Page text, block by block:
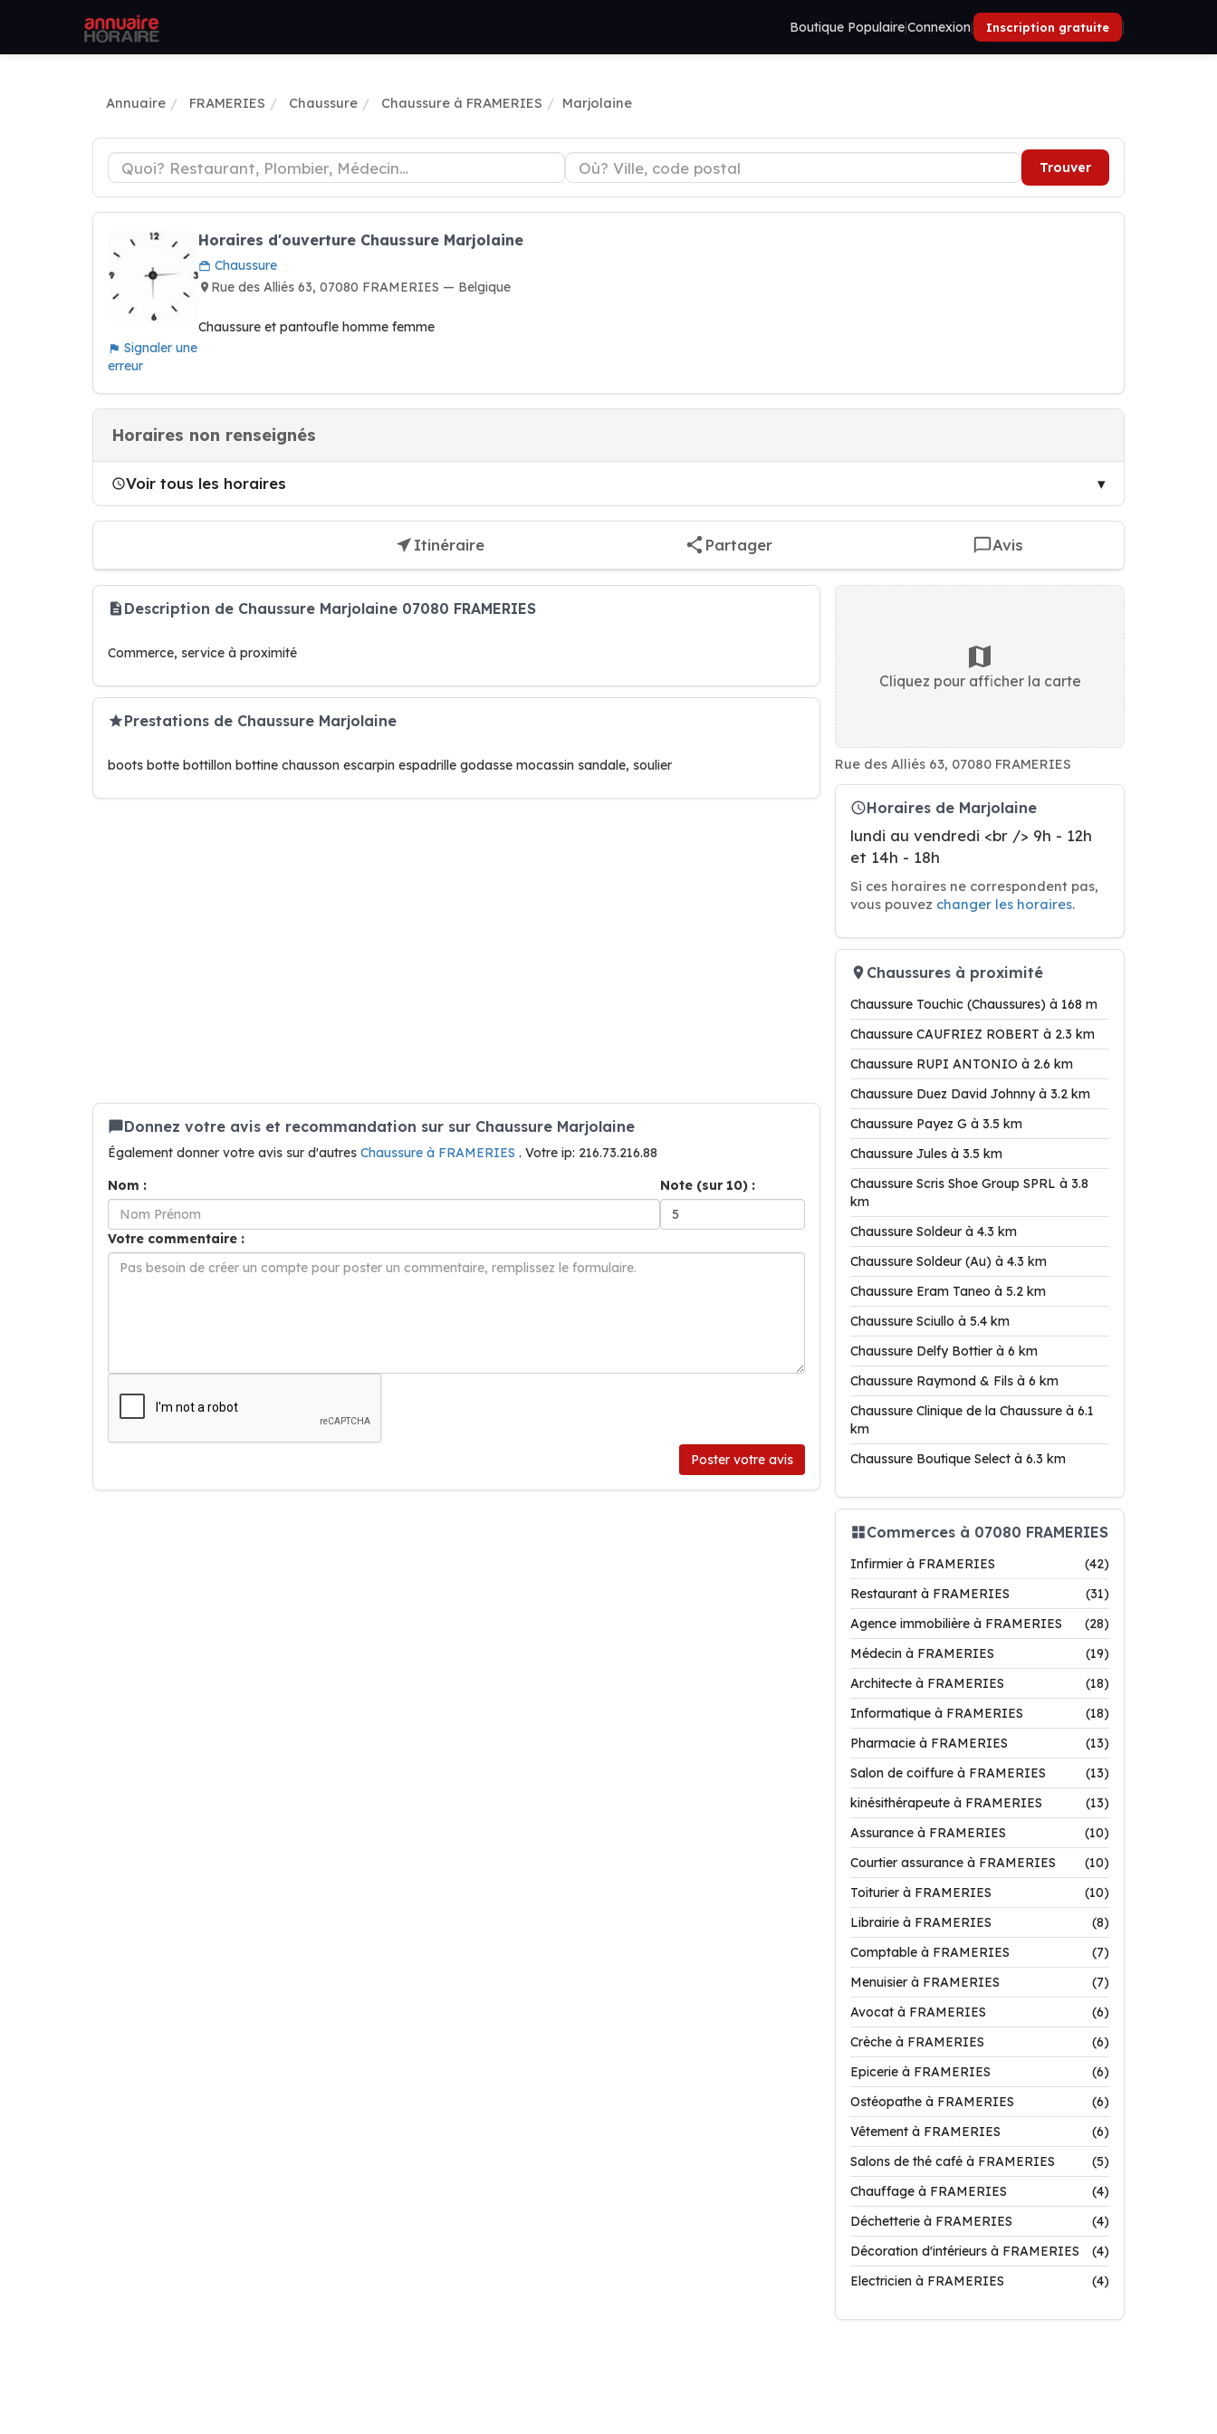
Boutique Populaire|Connexion| Inscription gratuite |
Annuaire FRAMERIES Chaussure Chaussure à FRAMERIES Marjolaine
Trouver
Signaler une
erreur
Horaires d'ouverture Chaussure Marjolaine
Chaussure
Rue des Alliés 63, 07080 FRAMERIES — Belgique
Chaussure et pantoufle homme femme
Horaires non renseignés
Voir tous les horaires
Itinéraire Partager Avis
Description de Chaussure Marjolaine 07080 FRAMERIES
Commerce, service à proximité
Prestations de Chaussure Marjolaine
boots botte bottillon bottine chausson escarpin espadrille godasse mocassin sandale, soulier
Donnez votre avis et recommandation sur sur Chaussure Marjolaine
Également donner votre avis sur d'autres Chaussure à FRAMERIES . Votre ip: 216.73.216.88
Nom :
Note (sur 10) :
Votre commentaire :
Poster votre avis
Cliquez pour afficher la carte
Rue des Alliés 63, 07080 FRAMERIES
Horaires de Marjolaine
lundi au vendredi <br /> 9h - 12h
et 14h - 18h
Si ces horaires ne correspondent pas,
vous pouvez changer les horaires.
Chaussures à proximité
Chaussure Touchic (Chaussures) à 168 m
Chaussure CAUFRIEZ ROBERT à 2.3 km
Chaussure RUPI ANTONIO à 2.6 km
Chaussure Duez David Johnny à 3.2 km
Chaussure Payez G à 3.5 km
Chaussure Jules à 3.5 km
Chaussure Scris Shoe Group SPRL à 3.8
km
Chaussure Soldeur à 4.3 km
Chaussure Soldeur (Au) à 4.3 km
Chaussure Eram Taneo à 5.2 km
Chaussure Sciullo à 5.4 km
Chaussure Delfy Bottier à 6 km
Chaussure Raymond & Fils à 6 km
Chaussure Clinique de la Chaussure à 6.1
km
Chaussure Boutique Select à 6.3 km
Commerces à 07080 FRAMERIES
Infirmier à FRAMERIES
(42)
Restaurant à FRAMERIES
(31)
Agence immobilière à FRAMERIES
(28)
Médecin à FRAMERIES
(19)
Architecte à FRAMERIES
(18)
Informatique à FRAMERIES
(18)
Pharmacie à FRAMERIES
(13)
Salon de coiffure à FRAMERIES
(13)
kinésithérapeute à FRAMERIES
(13)
Assurance à FRAMERIES
(10)
Courtier assurance à FRAMERIES
(10)
Toiturier à FRAMERIES
(10)
Librairie à FRAMERIES
(8)
Comptable à FRAMERIES
(7)
Menuisier à FRAMERIES
(7)
Avocat à FRAMERIES
(6)
Crèche à FRAMERIES
(6)
Epicerie à FRAMERIES
(6)
Ostéopathe à FRAMERIES
(6)
Vêtement à FRAMERIES
(6)
Salons de thé café à FRAMERIES
(5)
Chauffage à FRAMERIES
(4)
Déchetterie à FRAMERIES
(4)
Décoration d'intérieurs à FRAMERIES
(4)
Electricien à FRAMERIES
(4)